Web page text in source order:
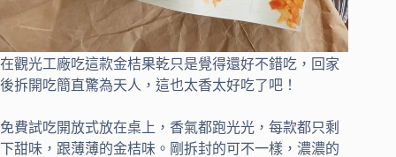
在觀光工廠吃這款金桔果乾只是覺得還好不錯吃，回家
後拆開吃簡直驚為天人，這也太香太好吃了吧！
免費試吃開放式放在桌上，香氣都跑光光，每款都只剩
下甜味，跟薄薄的金桔味。剛拆封的可不一樣，濃濃的